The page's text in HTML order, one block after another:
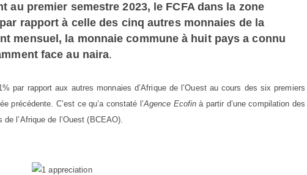
au premier semestre 2023, le FCFA dans la zone
rapport à celle des cinq autres monnaies de la
mensuel, la monnaie commune à huit pays a connu
face au naira.
par rapport aux autres monnaies d’Afrique de l’Ouest au cours des six premiers
précédente. C’est ce qu’a constaté l’Agence Ecofin à partir d’une compilation des
l’Afrique de l’Ouest (BCEAO).